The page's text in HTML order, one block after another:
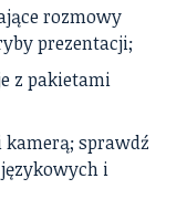
rozmowy
prezentacji;
z pakietami
kamerą; sprawdź
i